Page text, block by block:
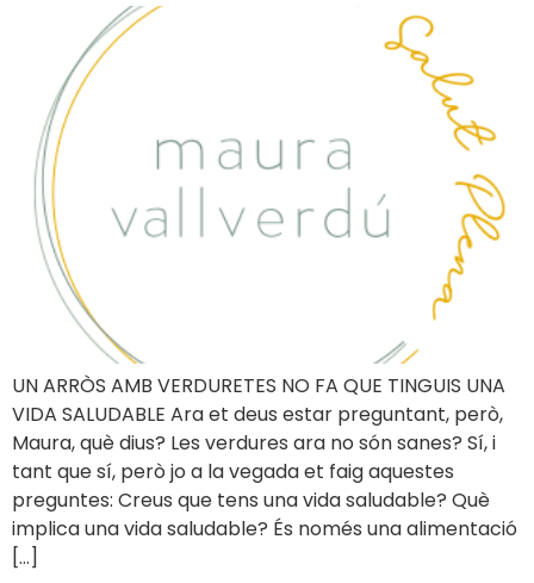
UN ARRÒS AMB VERDURETES NO FA QUE TINGUIS UNA
VIDA SALUDABLE Ara et deus estar preguntant, però,
Maura, què dius? Les verdures ara no són sanes? Sí, i
tant que sí, però jo a la vegada et faig aquestes
preguntes: Creus que tens una vida saludable? Què
implica una vida saludable? És només una alimentació
[…]